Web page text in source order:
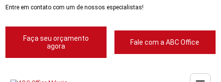
Entre em contato com um de nossos especialistas!
Faça seu orçamento
agora
Fale com a ABC Office